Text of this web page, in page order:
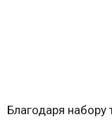
Благодаря набору